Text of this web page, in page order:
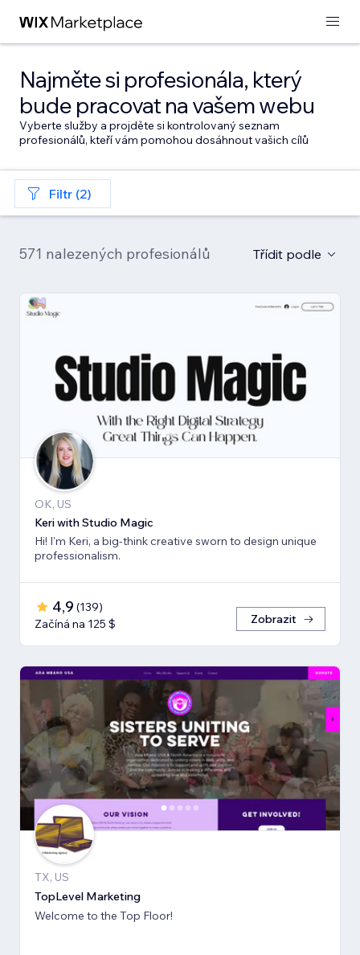
Najměte si profesionála, který
bude pracovat na vašem webu
Vyberte služby a projděte si kontrolovaný seznam
profesionálů, kteří vám pomohou dosáhnout vašich cílů
Filtr (2)
571 nalezených profesionálů Třídit podle
OK, US
Keri with Studio Magic
Hi! I'm Keri, a big-think creative sworn to design unique
professionalism.
4,9 (139)
Začíná na 125 $
Zobrazit
TX, US
TopLevel Marketing
Welcome to the Top Floor!